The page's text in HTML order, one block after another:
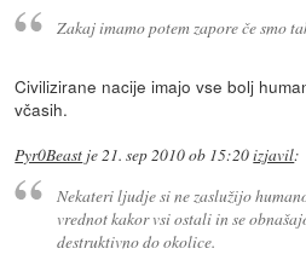
Zakaj imamo potem zapore če smo
Civilizirane nacije imajo vse bolj
včasih.
Pyr0Beast je21. sep 2010 ob 15:20izjavil:
Nekateri ljudje si ne zaslužijo
vrednot kakor vsi ostali in se
destruktivno do okolice.